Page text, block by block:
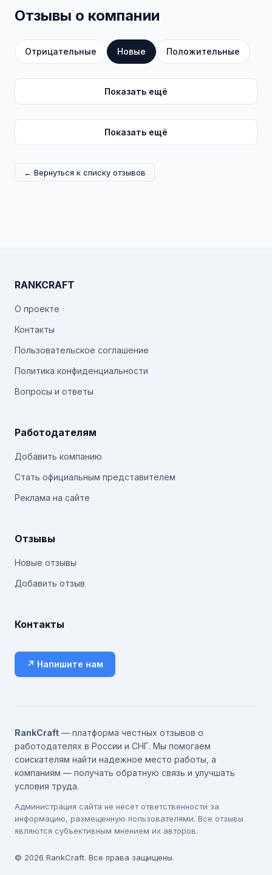
Отзывы о компании
Отрицательные Новые Положительные
Показать ещё
Показать ещё
← Вернуться к списку отзывов
RANKCRAFT
О проекте
Контакты
Пользовательское соглашение
Политика конфиденциальности
Вопросы и ответы
Работодателям
Добавить компанию
Стать официальным представителем
Реклама на сайте
Отзывы
Новые отзывы
Добавить отзыв
Контакты
↗ Напишите нам
RankCraft — платформа честных отзывов о
работодателях в России и СНГ. Мы помогаем
соискателям найти надежное место работы, а
компаниям — получать обратную связь и улучшать
условия труда.
Администрация сайта не несет ответственности за
информацию, размещенную пользователями. Все отзывы
являются субъективным мнением их авторов.
© 2026 RankCraft. Все права защищены.